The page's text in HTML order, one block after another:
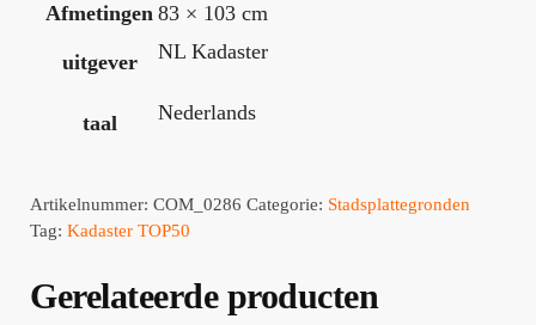
Afmetingen 83 × 103 cm
uitgever NL Kadaster
taal Nederlands
Artikelnummer: COM_0286 Categorie: Stadsplattegronden
Tag: Kadaster TOP50
Gerelateerde producten